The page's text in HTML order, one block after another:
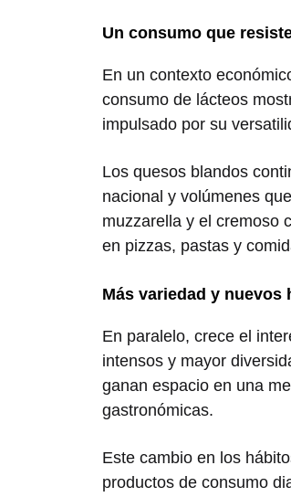
Un consumo que
En un contexto
consumo de lácteos
impulsado por su
Los quesos blandos
nacional y volúmenes
muzzarella y el cremoso
en pizzas, pastas y
Más variedad y nuevos
En paralelo, crece el
intensos y mayor
ganan espacio en una
gastronómicas.
Este cambio en los
productos de consumo